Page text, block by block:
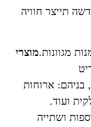
תייצר חוויה
מוצרי
בניהם: ארוחות
ועוד.
ושתייה